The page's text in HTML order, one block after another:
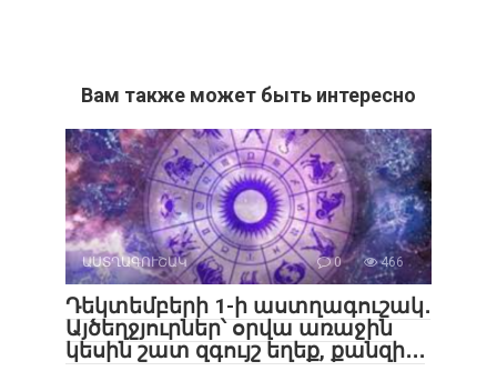
Вам также может быть интересно
ԱՍՏՂԱԳՈՒՇԱԿ 0 466
Դեկտեմբերի 1-ի աստղագուշակ․
Այծեղջյուրներ՝ օրվա առաջին
կեսին շատ զգույշ եղեք, քանզի․․․